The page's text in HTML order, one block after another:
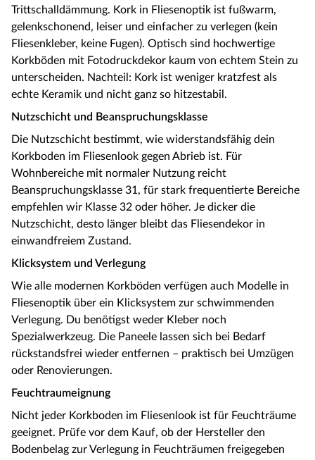
Trittschalldämmung. Kork in Fliesenoptik ist fußwarm,
gelenkschonend, leiser und einfacher zu verlegen (kein
Fliesenkleber, keine Fugen). Optisch sind hochwertige
Korkböden mit Fotodruckdekor kaum von echtem Stein zu
unterscheiden. Nachteil: Kork ist weniger kratzfest als
echte Keramik und nicht ganz so hitzestabil.
Nutzschicht und Beanspruchungsklasse
Die Nutzschicht bestimmt, wie widerstandsfähig dein
Korkboden im Fliesenlook gegen Abrieb ist. Für
Wohnbereiche mit normaler Nutzung reicht
Beanspruchungsklasse 31, für stark frequentierte Bereiche
empfehlen wir Klasse 32 oder höher. Je dicker die
Nutzschicht, desto länger bleibt das Fliesendekor in
einwandfreiem Zustand.
Klicksystem und Verlegung
Wie alle modernen Korkböden verfügen auch Modelle in
Fliesenoptik über ein Klicksystem zur schwimmenden
Verlegung. Du benötigst weder Kleber noch
Spezialwerkzeug. Die Paneele lassen sich bei Bedarf
rückstandsfrei wieder entfernen – praktisch bei Umzügen
oder Renovierungen.
Feuchtraumeignung
Nicht jeder Korkboden im Fliesenlook ist für Feuchträume
geeignet. Prüfe vor dem Kauf, ob der Hersteller den
Bodenbelag zur Verlegung in Feuchträumen freigegeben